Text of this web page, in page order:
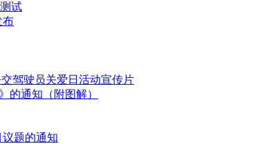
试
布
驾驶员关爱日活动宣传片
的通知（附图解）
题的通知